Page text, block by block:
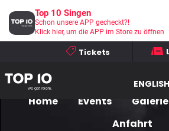
Tickets
ENGLISH
Membership Profile
Personal
Home Events
Anfahrt
Top 10 Singen
Schon unsere APP gecheckt?!
Klick hier, um die APP im Store zu öffnen